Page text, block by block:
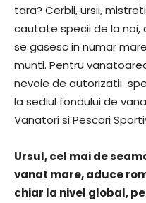
tara? Cerbii, ursii,
cautate specii de la noi,
se gasesc in numar
munti. Pentru
nevoie de autorizatii
la sediul fondului de
Vanatori si Pescari
Ursul, cel mai de
vanat mare, aduce
chiar la nivel global,